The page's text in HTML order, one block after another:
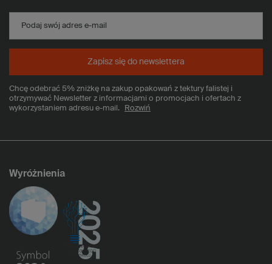
Podaj swój adres e-mail
Chcę odebrać 5% zniżkę na zakup opakowań z tektury falistej i
otrzymywać Newsletter z informacjami o promocjach i ofertach z
wykorzystaniem adresu e-mail.
Rozwiń
Zapisz się do newslettera
Wyróżnienia